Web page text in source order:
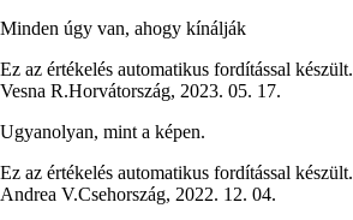
Minden úgy van, ahogy kínálják
Ez az értékelés automatikus fordítással készült.
Vesna R.Horvátország, 2023. 05. 17.
Ugyanolyan, mint a képen.
Ez az értékelés automatikus fordítással készült.
Andrea V.Csehország, 2022. 12. 04.